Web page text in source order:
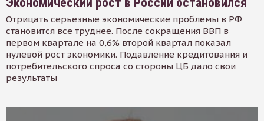
Отрицать серьезные экономические проблемы в РФ
становится все труднее. После сокращения ВВП в
первом квартале на 0,6% второй квартал показал
нулевой рост экономики. Подавление кредитования и
потребительского спроса со стороны ЦБ дало свои
результаты